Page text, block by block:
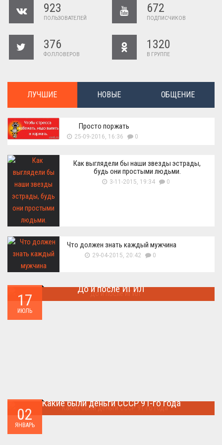
923
ПОЛЬЗОВАТЕЛЕЙ
672
ПОДПИСЧИКОВ
376
ФОЛЛОВЕРОВ
1320
В ГРУППЕ
ЛУЧШИЕ НОВЫЕ ОБЩЕНИЕ
Просто поржать
25-09-2016, 16:36 0
Как выглядели бы наши звезды эстрады,
будь они простыми людьми.
3-11-2015, 19:34 0
Что должен знать каждый мужчина
29-04-2015, 20:42 0
17
ИЮЛЬ
До и после ИГИЛ
02
ЯНВАРЬ
Какие были деньги СССР 91-го года